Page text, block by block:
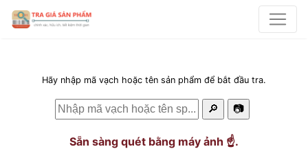
Hãy nhập mã vạch hoặc tên sản phẩm để bắt đầu tra.
🔎 📷
Sẵn sàng quét bằng máy ảnh ☝️.